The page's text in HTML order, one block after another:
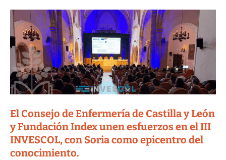
El Consejo de Enfermería de Castilla y León
y Fundación Index unen esfuerzos en el III
INVESCOL, con Soria como epicentro del
conocimiento.